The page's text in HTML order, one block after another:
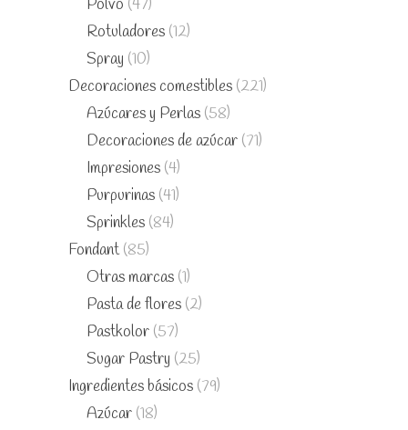
Polvo (47)
Rotuladores (12)
Spray (10)
Decoraciones comestibles (221)
Azúcares y Perlas (58)
Decoraciones de azúcar (71)
Impresiones (4)
Purpurinas (41)
Sprinkles (84)
Fondant (85)
Otras marcas (1)
Pasta de flores (2)
Pastkolor (57)
Sugar Pastry (25)
Ingredientes básicos (79)
Azúcar (18)